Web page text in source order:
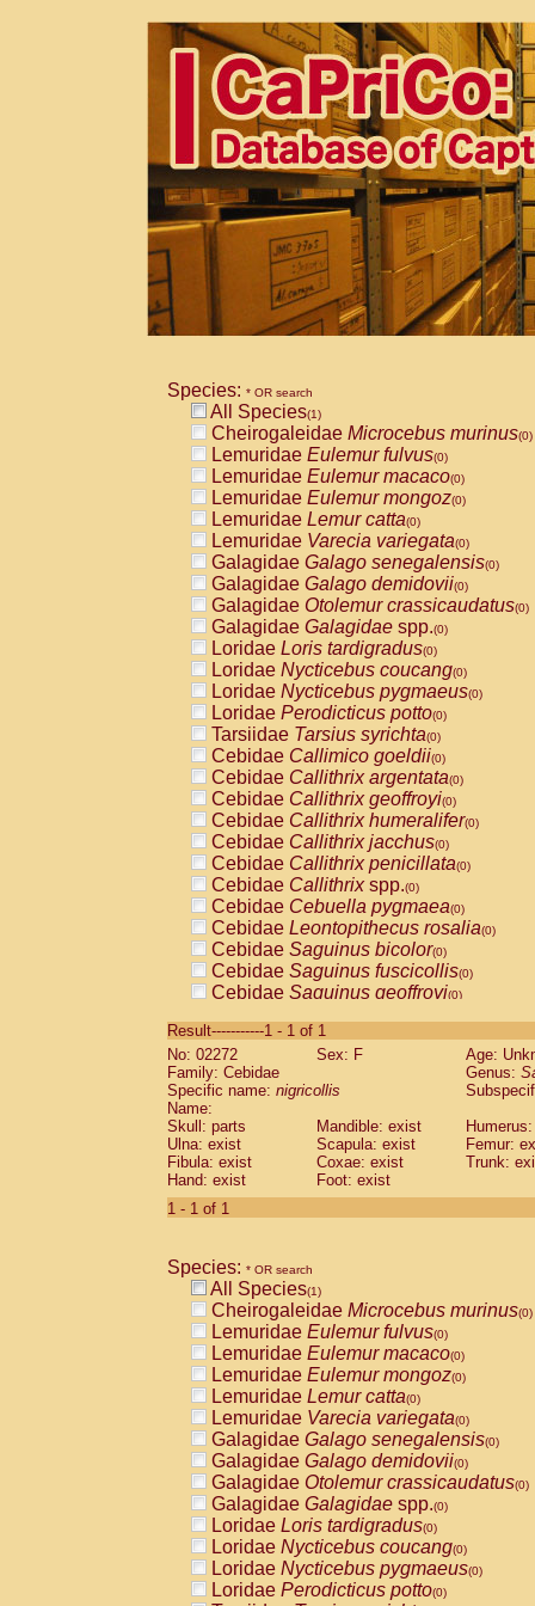
Species: * OR search
All Species(1)
Cheirogaleidae Microcebus murinus(0)
Lemuridae Eulemur fulvus(0)
Lemuridae Eulemur macaco(0)
Lemuridae Eulemur mongoz(0)
Lemuridae Lemur catta(0)
Lemuridae Varecia variegata(0)
Galagidae Galago senegalensis(0)
Galagidae Galago demidovii(0)
Galagidae Otolemur crassicaudatus(0)
Galagidae Galagidae spp.(0)
Loridae Loris tardigradus(0)
Loridae Nycticebus coucang(0)
Loridae Nycticebus pygmaeus(0)
Loridae Perodicticus potto(0)
Tarsiidae Tarsius syrichta(0)
Cebidae Callimico goeldii(0)
Cebidae Callithrix argentata(0)
Cebidae Callithrix geoffroyi(0)
Cebidae Callithrix humeralifer(0)
Cebidae Callithrix jacchus(0)
Cebidae Callithrix penicillata(0)
Cebidae Callithrixspp.(0)
Cebidae Cebuella pygmaea(0)
Cebidae Leontopithecus rosalia(0)
Cebidae Saguinus bicolor(0)
Cebidae Saguinus fuscicollis(0)
Cebidae Saguinus geoffroyi(0)
CebidaeSaguinus labiatus(0)
Cebidae Saguinus leucopus (0)
Cebidae
CebidaeSaguinus mystax
Cebidae Saguinus nigricollis (1)
Cebidae Saguinus oedipus
Cebidae Saguinus weddelli
Cebidae Saguinusspp.
Cebidae
CebidaeCebus capucinus
CebidaeCebus nigrivittatus
CebidaeCebus spp.(0)
CebidaeSaimiri boliviensis(0)
CebidaeSaimiri sciureus(0)
AtelidaeAlouatta caraya(0)
AtelidaeAlouatta fusca(0)
AtelidaeAlouatta seniculus(0)
AtelidaeAlouattaspp.(0)
AtelidaeAteles belzebuth(0)
AtelidaeAteles geoffroyi(0)
AtelidaeAteles paniscus(0)
AtelidaeAtelesspp.(0)
AtelidaeLagothrix lagothricha(0)
AtelidaeLagothrix lagothricha cana
PitheciidaeCacajao calvus
Result-----------1 - 1 of 1
No: 02272
Sex: F
Age:
Family: Cebidae
Genus:
Specific name: nigricollis
Name:
Skull: parts
Mandible: exist
Ulna: exist
Scapula: exist
Femur:
Fibula: exist
Coxae: exist
Trunk:
Hand: exist
Foot: exist
1 - 1 of 1
Species: * OR search
All Species(1)
Cheirogaleidae Microcebus murinus(0)
Lemuridae Eulemur fulvus(0)
Lemuridae Eulemur macaco(0)
Lemuridae Eulemur mongoz(0)
Lemuridae Lemur catta(0)
Lemuridae Varecia variegata(0)
Galagidae Galago senegalensis(0)
Galagidae Galago demidovii(0)
Galagidae Otolemur crassicaudatus(0)
Galagidae Galagidae spp.(0)
Loridae Loris tardigradus(0)
Loridae Nycticebus coucang(0)
Loridae Nycticebus pygmaeus(0)
Loridae Perodicticus potto(0)